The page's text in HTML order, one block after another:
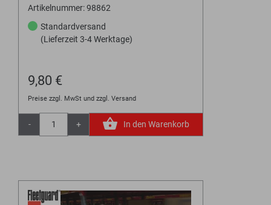
Artikelnummer: 98862
Standardversand
(Lieferzeit 3-4 Werktage)
9,80 €
Preise zzgl. MwSt und zzgl. Versand
- + In den Warenkorb